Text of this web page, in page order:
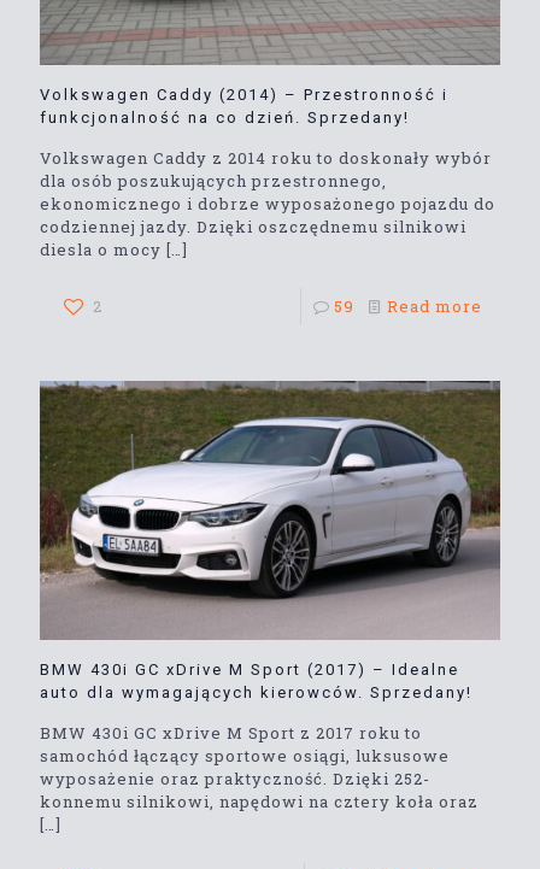
Volkswagen Caddy (2014) – Przestronność i
funkcjonalność na co dzień. Sprzedany!
Volkswagen Caddy z 2014 roku to doskonały wybór
dla osób poszukujących przestronnego,
ekonomicznego i dobrze wyposażonego pojazdu do
codziennej jazdy. Dzięki oszczędnemu silnikowi
diesla o mocy […]
2 59 Read more
BMW 430i GC xDrive M Sport (2017) – Idealne
auto dla wymagających kierowców. Sprzedany!
BMW 430i GC xDrive M Sport z 2017 roku to
samochód łączący sportowe osiągi, luksusowe
wyposażenie oraz praktyczność. Dzięki 252-
konnemu silnikowi, napędowi na cztery koła oraz
[…]